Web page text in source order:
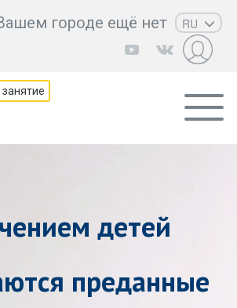
городе ещё нет
RU
EN
KZ
AZ
CS
детей
преданные